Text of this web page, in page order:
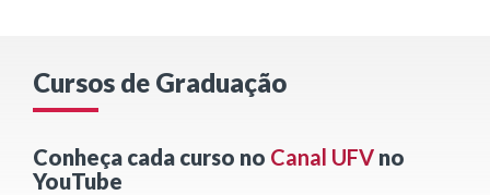
Cursos de Graduação
Conheça cada curso no Canal UFV no
YouTube